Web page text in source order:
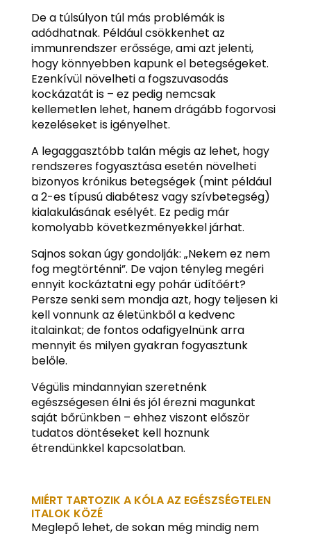
De a túlsúlyon túl más problémák is
adódhatnak. Például csökkenhet az
immunrendszer erőssége, ami azt jelenti,
hogy könnyebben kapunk el betegségeket.
Ezenkívül növelheti a fogszuvasodás
kockázatát is – ez pedig nemcsak
kellemetlen lehet, hanem drágább fogorvosi
kezeléseket is igényelhet.
A legaggasztóbb talán mégis az lehet, hogy
rendszeres fogyasztása esetén növelheti
bizonyos krónikus betegségek (mint például
a 2-es típusú diabétesz vagy szívbetegség)
kialakulásának esélyét. Ez pedig már
komolyabb következményekkel járhat.
Sajnos sokan úgy gondolják: „Nekem ez nem
fog megtörténni”. De vajon tényleg megéri
ennyit kockáztatni egy pohár üdítőért?
Persze senki sem mondja azt, hogy teljesen ki
kell vonnunk az életünkből a kedvenc
italainkat; de fontos odafigyelnünk arra
mennyit és milyen gyakran fogyasztunk
belőle.
Végülis mindannyian szeretnénk
egészségesen élni és jól érezni magunkat
saját bőrünkben – ehhez viszont először
tudatos döntéseket kell hoznunk
étrendünkkel kapcsolatban.
MIÉRT TARTOZIK A KÓLA AZ EGÉSZSÉGTELEN
ITALOK KÖZÉ
Meglepő lehet, de sokan még mindig nem